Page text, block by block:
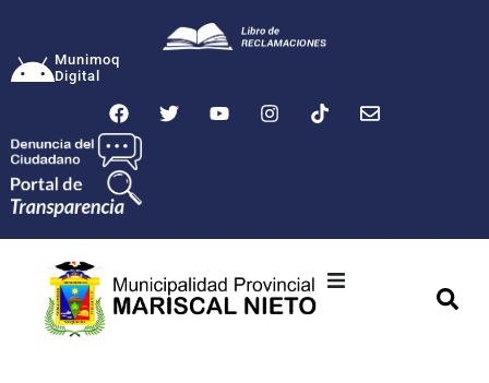
Munimoq
Digital